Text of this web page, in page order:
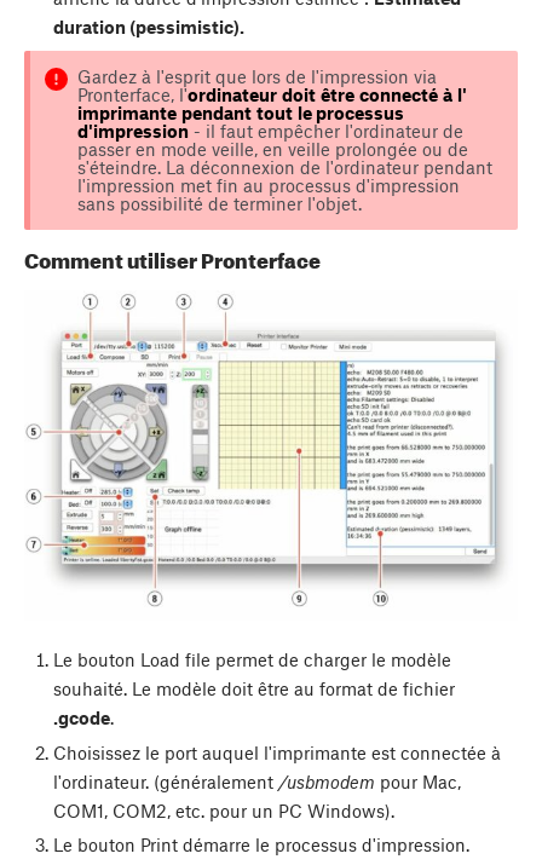
duration (pessimistic).
Gardez à l'esprit que lors de l'impression via
Pronterface, l'ordinateur doit être connecté à l'
imprimante pendant tout le processus
d'impression- il faut empêcher l'ordinateur de
passer en mode veille, en veille prolongée ou de
s'éteindre. La déconnexion de l'ordinateur pendant
l'impression met fin au processus d'impression
sans possibilité de terminer l'objet.
Comment utiliser Pronterface
Le bouton Load file permet de charger le modèle
souhaité. Le modèle doit être au format de fichier
.gcode.
Choisissez le port auquel l'imprimante est connectée à
l'ordinateur. (généralement /usbmodem pour Mac,
COM1, COM2, etc. pour un PC Windows).
Le bouton Printdémarre le processus d'impression.